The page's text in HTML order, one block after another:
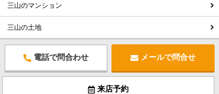
三山のマンション
三山の土地
電話で問合わせ メールで問合せ
来店予約